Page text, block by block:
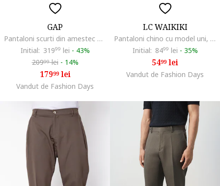
GAP
Pantaloni scurti din amestec de in cu buzunare, Maro taupe
Initial: 31999 lei - 43%
20999lei - 14%
17999lei
Vandut de Fashion Days
LC WAIKIKI
Pantaloni chino cu model uni, Maro camel
Initial: 8499 lei - 35%
5499lei
Vandut de Fashion Days